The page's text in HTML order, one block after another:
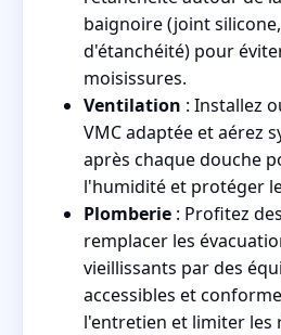
baignoire (joint
d'étanchéité) pour
moisissures.
Ventilation : Installez
VMC adaptée et aérez
après chaque douche
l'humidité et protéger
Plomberie : Profitez
remplacer les
vieillissants par des
accessibles et
l'entretien et limiter les